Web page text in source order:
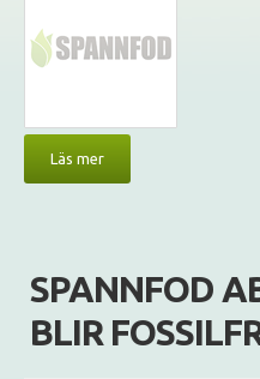
Läs mer
SPANNFOD
BLIR